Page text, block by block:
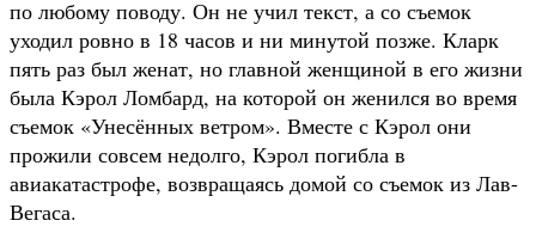
по любому поводу. Он не учил текст, а со съемок
уходил ровно в 18 часов и ни минутой позже. Кларк
пять раз был женат, но главной женщиной в его жизни
была Кэрол Ломбард, на которой он женился во время
съемок «Унесённых ветром». Вместе с Кэрол они
прожили совсем недолго, Кэрол погибла в
авиакатастрофе, возвращаясь домой со съемок из Лав-
Вегаса.